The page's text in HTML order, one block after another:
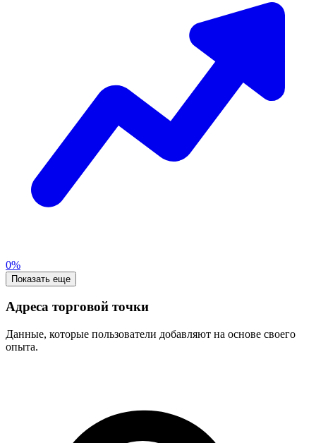
0%
Показать еще
Адреса торговой точки
Данные, которые пользователи добавляют на основе своего
опыта.